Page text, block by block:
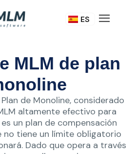
ES
IT
MLM de plan
de Monoline, considerado
altamente efectivo para
un plan de compensación
no tiene un límite obligatorio
Dado que opera a través